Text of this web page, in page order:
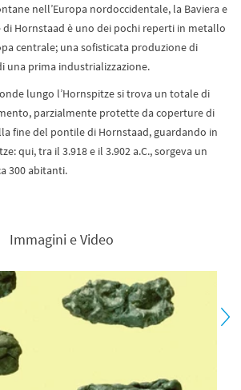
nell’Europa nordoccidentale, la Baviera e
di Hornstaad è uno dei pochi reperti in metallo
centrale; una sofisticata produzione di
una prima industrializzazione.
lungo l’Hornspitze si trova un totale di
parzialmente protette da coperture di
fine del pontile di Hornstaad, guardando in
qui, tra il 3.918 e il 3.902 a.C., sorgeva un
300 abitanti.
Immagini e Video